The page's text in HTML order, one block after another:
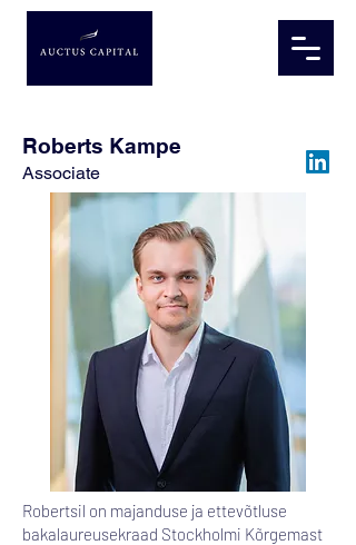
Roberts Kampe
Associate
Robertsil on majanduse ja ettevõtluse
bakalaureusekraad Stockholmi Kõrgemast